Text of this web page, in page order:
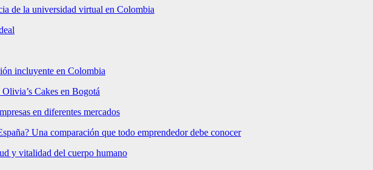
de la universidad virtual en Colombia
incluyente en Colombia
Cakes en Bogotá
en diferentes mercados
Una comparación que todo emprendedor debe conocer
y vitalidad del cuerpo humano